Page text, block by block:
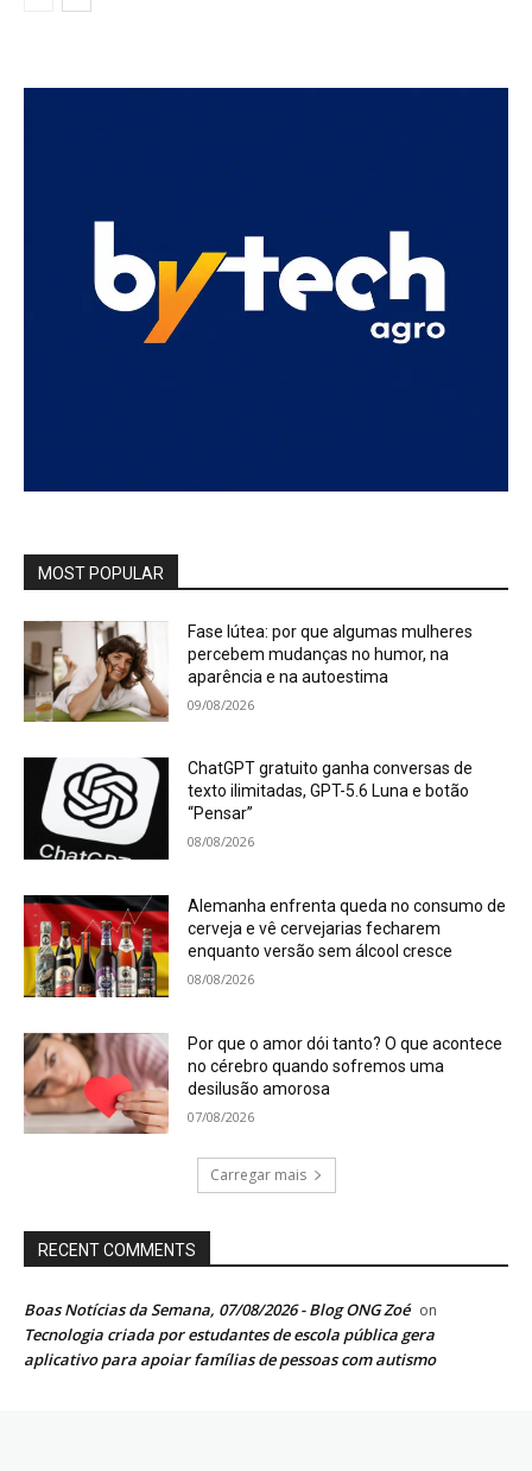
MOST POPULAR
Fase lútea: por que algumas mulheres
percebem mudanças no humor, na
aparência e na autoestima
09/08/2026
ChatGPT gratuito ganha conversas de
texto ilimitadas, GPT-5.6 Luna e botão
“Pensar”
08/08/2026
Alemanha enfrenta queda no consumo de
cerveja e vê cervejarias fecharem
enquanto versão sem álcool cresce
08/08/2026
Por que o amor dói tanto? O que acontece
no cérebro quando sofremos uma
desilusão amorosa
07/08/2026
Carregar mais
RECENT COMMENTS
Boas Notícias da Semana, 07/08/2026 - Blog ONG Zoé on
Tecnologia criada por estudantes de escola pública gera
aplicativo para apoiar famílias de pessoas com autismo